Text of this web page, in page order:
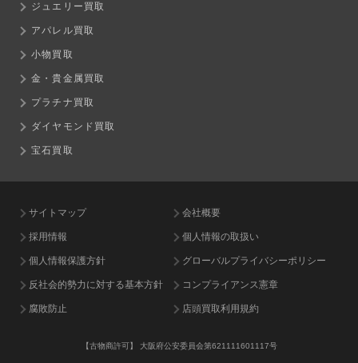
ジュエリー買取
アパレル買取
小物買取
金・貴金属買取
プラチナ買取
ダイヤモンド買取
宝石買取
サイトマップ 会社概要
採用情報 個人情報の取扱い
個人情報保護方針 グローバルプライバシーポリシー
反社会的勢力に対する基本方針 コンプライアンス憲章
腐敗防止 店頭買取利用規約
【古物商許可】 大阪府公安委員会第621111601117号